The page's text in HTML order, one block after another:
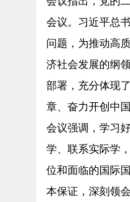
会议。习近平总
问题，为推动高
济社会发展的纲
部署，充分体现
章、奋力开创中
会议强调，学习
学、联系实际学
位和面临的国际
本保证，深刻领